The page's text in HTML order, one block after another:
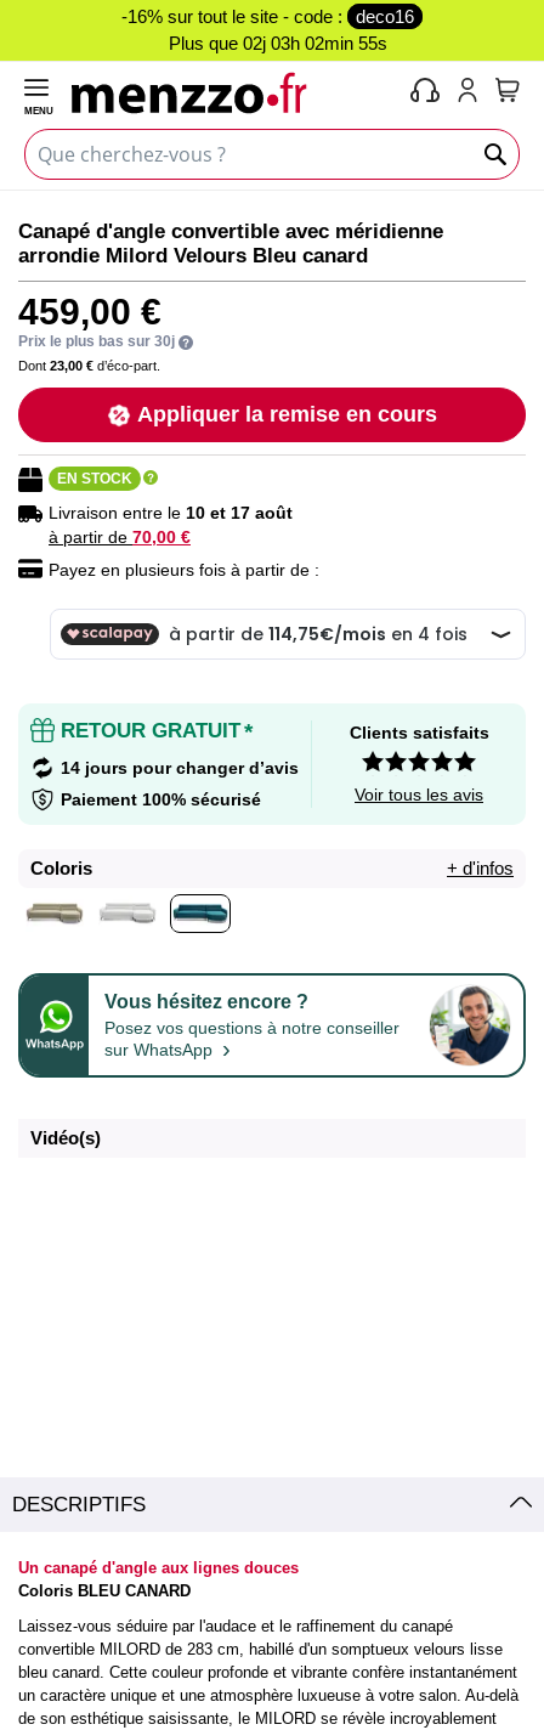
-16% sur tout le site - code :
deco16
Plus que 02j 03h 02min 55s
MENU
to
the
end
of
the
images
gallery
to
the
beginning
of
the
images
gallery
Canapé d'angle convertible avec méridienne
arrondie Milord Velours Bleu canard
459,00 €
Prix le plus bas sur 30j
Dont 23,00 € d’éco-part.
Appliquer la remise en cours
EN STOCK
Livraison entre le 10 et 17 août
à partir de 70,00 €
Payez en plusieurs fois à partir de :
RETOUR GRATUIT*
14 jours pour changer d’avis
Paiement 100% sécurisé
Clients satisfaits
Voir tous les avis
Coloris + d'infos
Vous hésitez encore ?
Posez vos questions à notre conseiller
sur WhatsApp ›
Vidéo(s)
DESCRIPTIFS
Un canapé d'angle aux lignes douces
Coloris BLEU CANARD
Laissez-vous séduire par l'audace et le raffinement du canapé
convertible MILORD de 283 cm, habillé d'un somptueux velours lisse
bleu canard. Cette couleur profonde et vibrante confère instantanément
un caractère unique et une atmosphère luxueuse à votre salon. Au-delà
de son esthétique saisissante, le MILORD se révèle incroyablement